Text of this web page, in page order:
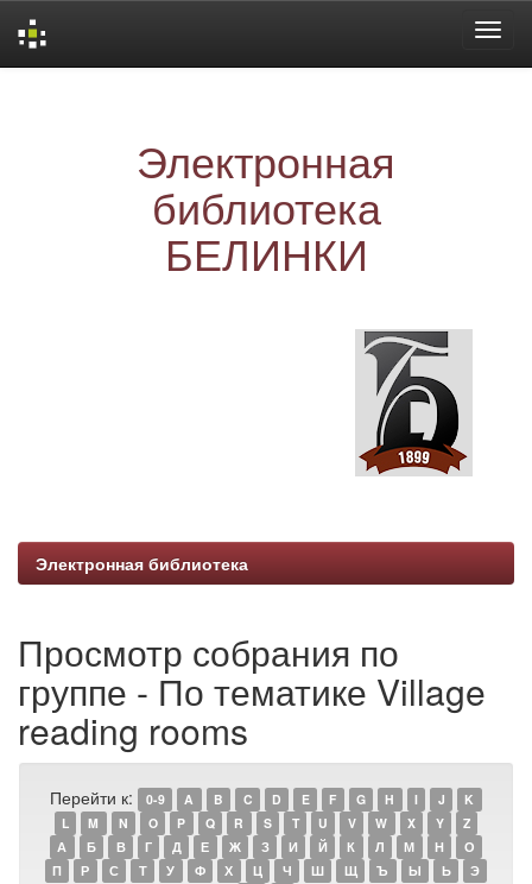
Электронная
библиотека
БЕЛИНКИ
Электронная библиотека
Просмотр собрания по
группе - По тематике Village
reading rooms
Перейти к: 0-9 A B C D E F G H I J
K
L
M N O P Q R S T U V W X Y
Z
А
Б В Г Д Е Ж З И Й К Л М Н
О
П
Р С Т У Ф Х Ц Ч Ш Щ Ъ Ы Ь
Э